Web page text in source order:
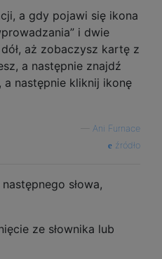
a gdy pojawi się ikona
i dwie
aż zobaczysz kartę z
a następnie znajdź
a następnie kliknij ikonę
Ani Furnace
źródło
słowa,
ze słownika lub